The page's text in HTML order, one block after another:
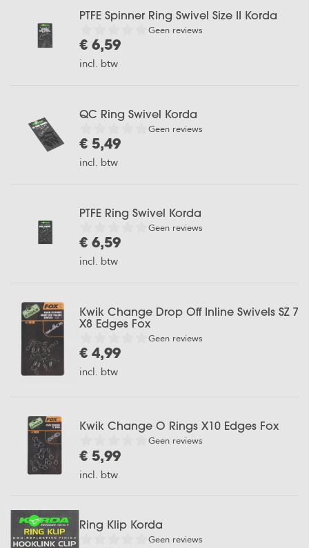
PTFE Spinner Ring Swivel Size II Korda
Geen reviews
€ 6,59
incl. btw
QC Ring Swivel Korda
Geen reviews
€ 5,49
incl. btw
PTFE Ring Swivel Korda
Geen reviews
€ 6,59
incl. btw
Kwik Change Drop Off Inline Swivels SZ 7
X8 Edges Fox
Geen reviews
€ 4,99
incl. btw
Kwik Change O Rings X10 Edges Fox
Geen reviews
€ 5,99
incl. btw
Ring Klip Korda
Geen reviews